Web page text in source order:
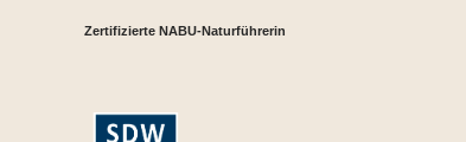
Zertifizierte NABU-Naturführerin